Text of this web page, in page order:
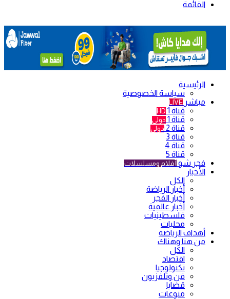
القائمة
الرئيسية
سياسة الخصوصية
مباشر LIVE
قناة 1 HD
قناة 1 دولي
قناة 2 دولي
قناة 3
قناة 4
قناة 5
فجر شو أفلام ومسلسلات
الأخبار
الكل
أخبار الرياضة
أخبار الفجر
أخبار عالمية
فلسطينيات
محليات
أهداف الرياضة
من هنا وهناك
الكل
اقتصاد
تكنولوجيا
فن وتلفزيون
قضايا
منوعات